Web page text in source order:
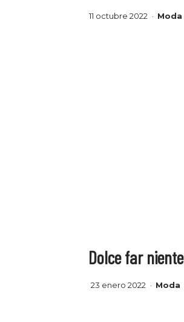
11 octubre 2022 Moda
Dolce far niente
23 enero 2022 Moda